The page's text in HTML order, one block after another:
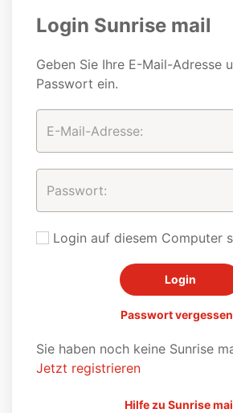
Login Sunrise mail
Geben Sie Ihre E-Mail-Adresse
Passwort ein.
Login auf diesem Computer
Passwort
Sie haben noch keine Sunrise
Jetzt registrieren
Hilfe zu Sunrise